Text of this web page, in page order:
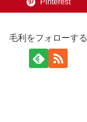
毛利をフォローする